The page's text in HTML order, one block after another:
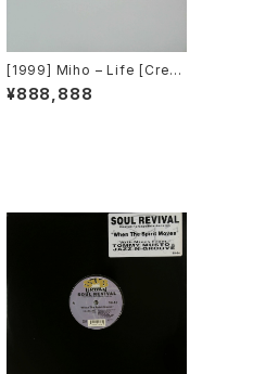
[1999] Miho – Life [Crea
m Records]
¥888,888